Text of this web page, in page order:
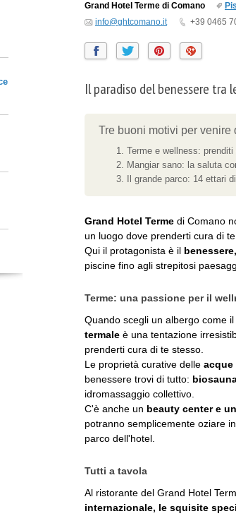
Grand Hotel Terme di Comano
info@ghtcomano.it
+39 0465
Il paradiso del benessere tra
Tre buoni motivi per venire
Terme e wellness:
Mangiar sano: la saluta
Il grande parco: 14 ettari
Grand Hotel Terme di Comano
un luogo dove prenderti cura di
Qui il protagonista è il
piscine fino agli strepitosi
Terme: una passione per il
Quando scegli un albergo come
termale è una tentazione
prenderti cura di te stesso.
Le proprietà curative delle acque
benessere trovi di tutto:
idromassaggio collettivo.
C'è anche un beauty center e
potranno semplicemente oziare
parco dell'hotel.
Tutti a tavola
Al ristorante del Grand Hotel
internazionale, le squisite